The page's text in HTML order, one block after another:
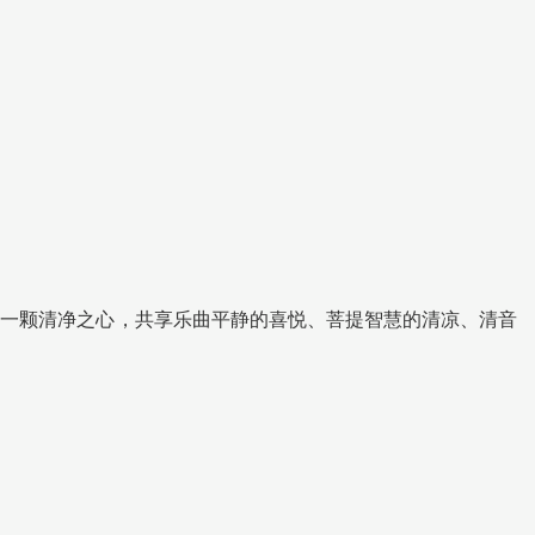
颗清净之心，共享乐曲平静的喜悦、菩提智慧的清凉、清音